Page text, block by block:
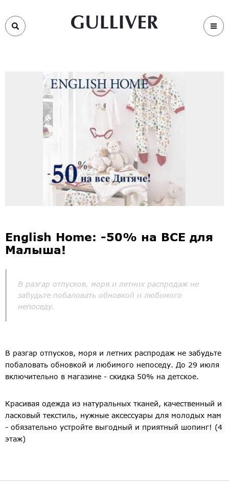
English Home: -50% на ВСЕ для
Малыша!
В разгар отпусков, моря и летних распродаж не
забудьте побаловать обновкой и любимого
непоседу.
В разгар отпусков, моря и летних распродаж не забудьте
побаловать обновкой и любимого непоседу. До 29 июля
включительно в магазине - скидка 50% на детское.
Красивая одежда из натуральных тканей, качественный и
ласковый текстиль, нужные аксессуары для молодых мам
- обязательно устройте выгодный и приятный шопинг! (4
этаж)